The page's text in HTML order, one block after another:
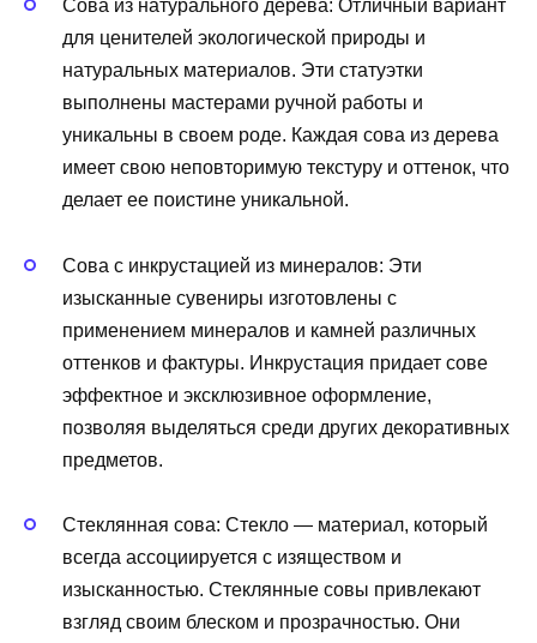
Сова из натурального дерева: Отличный вариант
для ценителей экологической природы и
натуральных материалов. Эти статуэтки
выполнены мастерами ручной работы и
уникальны в своем роде. Каждая сова из дерева
имеет свою неповторимую текстуру и оттенок, что
делает ее поистине уникальной.
Сова с инкрустацией из минералов: Эти
изысканные сувениры изготовлены с
применением минералов и камней различных
оттенков и фактуры. Инкрустация придает сове
эффектное и эксклюзивное оформление,
позволяя выделяться среди других декоративных
предметов.
Стеклянная сова: Стекло — материал, который
всегда ассоциируется с изяществом и
изысканностью. Стеклянные совы привлекают
взгляд своим блеском и прозрачностью. Они